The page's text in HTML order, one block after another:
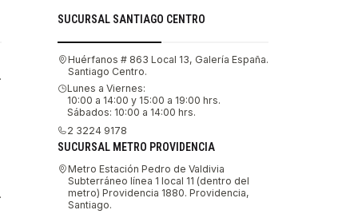
SUCURSAL SANTIAGO CENTRO
Huérfanos # 863 Local 13, Galería España.
Santiago Centro.
Lunes a Viernes:
10:00 a 14:00 y 15:00 a 19:00 hrs.
Sábados: 10:00 a 14:00 hrs.
2 3224 9178
SUCURSAL METRO PROVIDENCIA
Metro Estación Pedro de Valdivia
Subterráneo línea 1 local 11 (dentro del
metro) Providencia 1880. Providencia,
Santiago.